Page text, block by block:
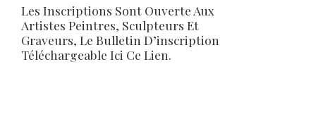
Les Inscriptions Sont Ouverte Aux
Artistes Peintres, Sculpteurs Et
Graveurs, Le Bulletin D’inscription
Téléchargeable Ici Ce Lien